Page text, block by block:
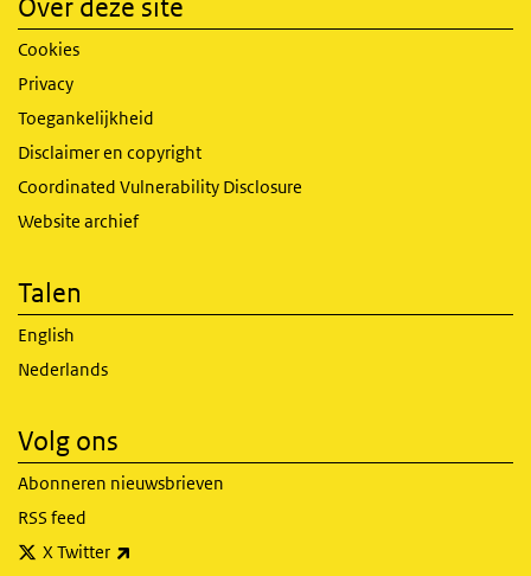
Over deze site
Cookies
Privacy
Toegankelijkheid
Disclaimer en copyright
Coordinated Vulnerability Disclosure
Website archief
Talen
English
Nederlands
Volg ons
Abonneren nieuwsbrieven
RSS feed
X Twitter